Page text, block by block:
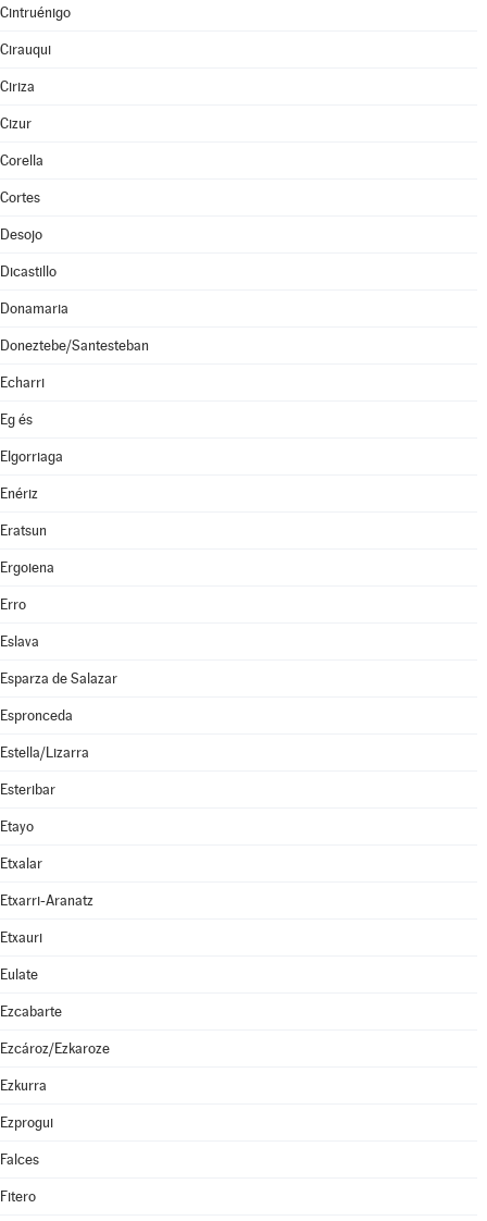
Cintruénigo
Cirauqui
Ciriza
Cizur
Corella
Cortes
Desojo
Dicastillo
Donamaria
Doneztebe/Santesteban
Echarri
Eg és
Elgorriaga
Enériz
Eratsun
Ergoiena
Erro
Eslava
Esparza de Salazar
Espronceda
Estella/Lizarra
Esteribar
Etayo
Etxalar
Etxarri-Aranatz
Etxauri
Eulate
Ezcabarte
Ezcároz/Ezkaroze
Ezkurra
Ezprogui
Falces
Fitero